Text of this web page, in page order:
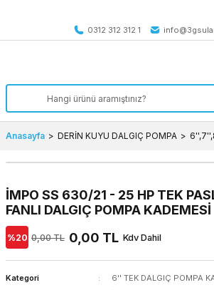
0312 312 312 1
Anasayfa DERİN KUYU DALGIÇ POMPA
İMPO SS 630/21 - 25 HP TEK
FANLI DALGIÇ POMPA KADEMESİ
%20 0,00 TL 0,00 TL Kdv Dahil
Kategori
6'' TEK DALGIÇ POMPA